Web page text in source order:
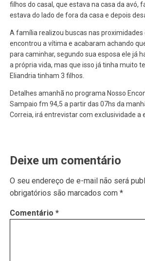
filhos do casal, que estava na casa da avó,
estava do lado de fora da casa e depois
A família realizou buscas nas proximidades
encontrou a vítima e acabaram achando
para caminhar, segundo sua esposa ele já
a própria vida, mas que isso já tinha muito
Eliandria tinham 3 filhos.
Detalhes amanhã no programa Nosso
Sampaio fm 94,5 a partir das 07hs da
Correia, irá entrevistar com exclusividade a
Deixe um comentário
O seu endereço de e-mail não será
obrigatórios são marcados com *
Comentário *